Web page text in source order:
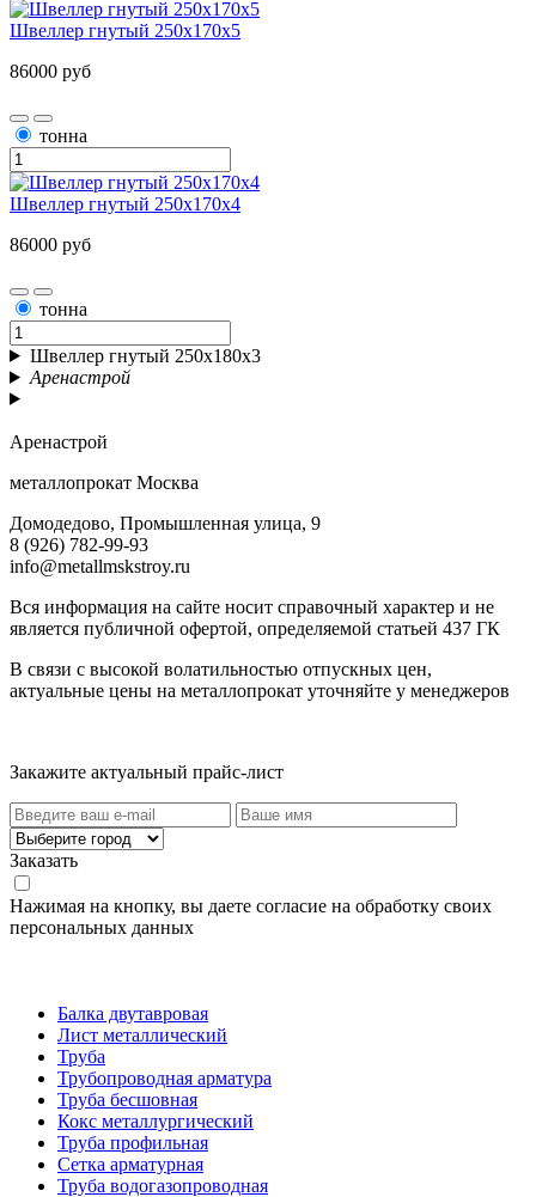
Швеллер гнутый 250х170х5
86000 руб
тонна
Швеллер гнутый 250х170х4
86000 руб
тонна
Швеллер гнутый 250х180х3
Аренастрой
Аренастрой
металлопрокат Москва
Домодедово, Промышленная улица, 9
8 (926) 782-99-93
info@metallmskstroy.ru
Вся информация на сайте носит справочный характер и не
является публичной офертой, определяемой статьей 437 ГК
В связи с высокой волатильностью отпускных цен,
актуальные цены на металлопрокат уточняйте у менеджеров
Закажите актуальный прайс-лист
Заказать
Нажимая на кнопку, вы даете согласие на обработку своих
персональных данных
Балка двутавровая
Лист металлический
Труба
Трубопроводная арматура
Труба бесшовная
Кокс металлургический
Труба профильная
Cетка арматурная
Труба водогазопроводная